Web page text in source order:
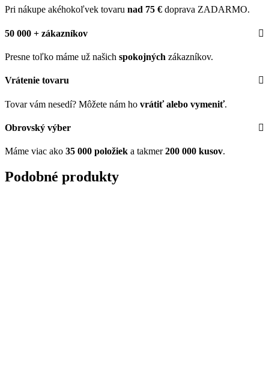
Pri nákupe akéhokoľvek tovaru nad 75 € doprava ZADARMO.
50 000 + zákazníkov
Presne toľko máme už našich spokojných zákazníkov.
Vrátenie tovaru
Tovar vám nesedí? Môžete nám ho vrátiť alebo vymeniť.
Obrovský výber
Máme viac ako 35 000 položiek a takmer200 000 kusov.
Podobné produkty